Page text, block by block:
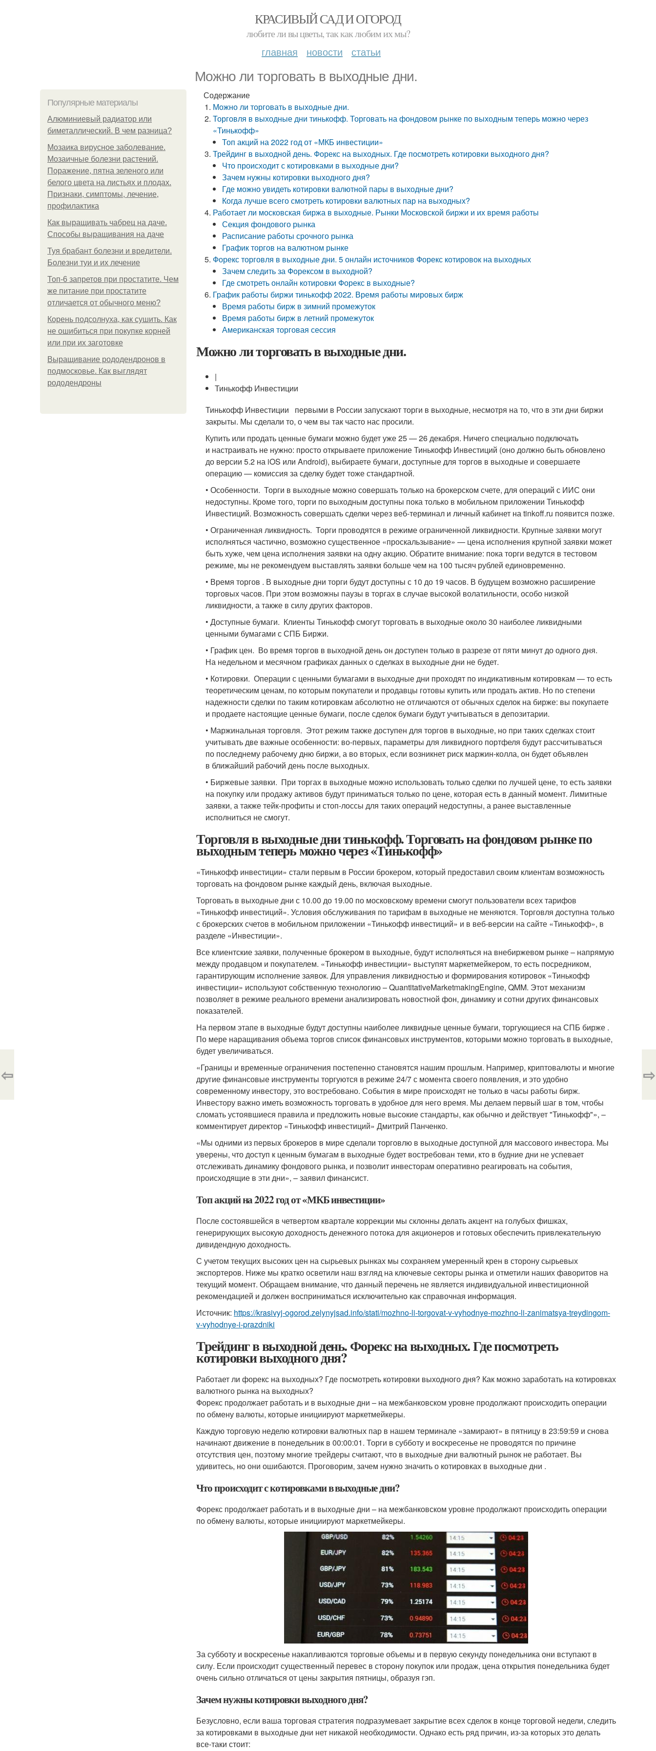
КРАСИВЫЙ САД И ОГОРОД
любите ли вы цветы, так как любим их мы?
главная новости статьи
Можно ли торговать в выходные дни.
Популярные материалы
Алюминиевый радиатор или
биметаллический. В чем разница?
Мозаика вирусное заболевание.
Мозаичные болезни растений.
Поражение, пятна зеленого или
белого цвета на листьях и плодах.
Признаки, симптомы, лечение,
профилактика
Как выращивать чабрец на даче.
Способы выращивания на даче
Туя брабант болезни и вредители.
Болезни туи и их лечение
Топ-6 запретов при простатите. Чем
же питание при простатите
отличается от обычного меню?
Корень подсолнуха, как сушить. Как
не ошибиться при покупке корней
или при их заготовке
Выращивание рододендронов в
подмосковье. Как выглядят
рододендроны
Содержание
Можно ли торговать в выходные дни.
Торговля в выходные дни тинькофф. Торговать на фондовом рынке по выходным теперь можно через
«Тинькофф»
Топ акций на 2022 год от «МКБ инвестиции»
Трейдинг в выходной день. Форекс на выходных. Где посмотреть котировки выходного дня?
Что происходит с котировками в выходные дни?
Зачем нужны котировки выходного дня?
Где можно увидеть котировки валютной пары в выходные дни?
Когда лучше всего смотреть котировки валютных пар на выходных?
Работает ли московская биржа в выходные. Рынки Московской биржи и их время работы
Секция фондового рынка
Расписание работы срочного рынка
График торгов на валютном рынке
Форекс торговля в выходные дни. 5 онлайн источников Форекс котировок на выходных
Зачем следить за Форексом в выходной?
Где смотреть онлайн котировки Форекс в выходные?
График работы биржи тинькофф 2022. Время работы мировых бирж
Время работы бирж в зимний промежуток
Время работы бирж в летний промежуток
Американская торговая сессия
Можно ли торговать в выходные дни.
|
Тинькофф Инвестиции
Тинькофф Инвестиции первыми в России запускают торги в выходные, несмотря на то, что в эти дни биржи
закрыты. Мы сделали то, о чем вы так часто нас просили.
Купить или продать ценные бумаги можно будет уже 25 — 26 декабря. Ничего специально подключать
и настраивать не нужно: просто открываете приложение Тинькофф Инвестиций (оно должно быть обновлено
до версии 5.2 на iOS или Android), выбираете бумаги, доступные для торгов в выходные и совершаете
операцию — комиссия за сделку будет тоже стандартной.
• Особенности. Торги в выходные можно совершать только на брокерском счете, для операций с ИИС они
недоступны. Кроме того, торги по выходным доступны пока только в мобильном приложении Тинькофф
Инвестиций. Возможность совершать сделки через веб-терминал и личный кабинет на tinkoff.ru появится позже.
• Ограниченная ликвидность. Торги проводятся в режиме ограниченной ликвидности. Крупные заявки могут
исполняться частично, возможно существенное «проскальзывание» — цена исполнения крупной заявки может
быть хуже, чем цена исполнения заявки на одну акцию. Обратите внимание: пока торги ведутся в тестовом
режиме, мы не рекомендуем выставлять заявки больше чем на 100 тысяч рублей единовременно.
• Время торгов . В выходные дни торги будут доступны с 10 до 19 часов. В будущем возможно расширение
торговых часов. При этом возможны паузы в торгах в случае высокой волатильности, особо низкой
ликвидности, а также в силу других факторов.
• Доступные бумаги. Клиенты Тинькофф смогут торговать в выходные около 30 наиболее ликвидными
ценными бумагами с СПБ Биржи.
• График цен. Во время торгов в выходной день он доступен только в разрезе от пяти минут до одного дня.
На недельном и месячном графиках данных о сделках в выходные дни не будет.
• Котировки. Операции с ценными бумагами в выходные дни проходят по индикативным котировкам — то есть
теоретическим ценам, по которым покупатели и продавцы готовы купить или продать актив. Но по степени
надежности сделки по таким котировкам абсолютно не отличаются от обычных сделок на бирже: вы покупаете
и продаете настоящие ценные бумаги, после сделок бумаги будут учитываться в депозитарии.
• Маржинальная торговля. Этот режим также доступен для торгов в выходные, но при таких сделках стоит
учитывать две важные особенности: во-первых, параметры для ликвидного портфеля будут рассчитываться
по последнему рабочему дню биржи, а во вторых, если возникнет риск маржин-колла, он будет объявлен
в ближайший рабочий день после выходных.
• Биржевые заявки. При торгах в выходные можно использовать только сделки по лучшей цене, то есть заявки
на покупку или продажу активов будут приниматься только по цене, которая есть в данный момент. Лимитные
заявки, а также тейк-профиты и стоп-лоссы для таких операций недоступны, а ранее выставленные
исполниться не смогут.
Торговля в выходные дни тинькофф. Торговать на фондовом рынке по
выходным теперь можно через «Тинькофф»
«Тинькофф инвестиции» стали первым в России брокером, который предоставил своим клиентам возможность
торговать на фондовом рынке каждый день, включая выходные.
Торговать в выходные дни с 10.00 до 19.00 по московскому времени смогут пользователи всех тарифов
«Тинькофф инвестиций». Условия обслуживания по тарифам в выходные не меняются. Торговля доступна только
с брокерских счетов в мобильном приложении «Тинькофф инвестиций» и в веб-версии на сайте «Тинькофф», в
разделе «Инвестиции».
Все клиентские заявки, полученные брокером в выходные, будут исполняться на внебиржевом рынке – напрямую
между продавцом и покупателем. «Тинькофф инвестиции» выступят маркетмейкером, то есть посредником,
гарантирующим исполнение заявок. Для управления ликвидностью и формирования котировок «Тинькофф
инвестиции» используют собственную технологию – QuantitativeMarketmakingEngine, QMM. Этот механизм
позволяет в режиме реального времени анализировать новостной фон, динамику и сотни других финансовых
показателей.
На первом этапе в выходные будут доступны наиболее ликвидные ценные бумаги, торгующиеся на СПБ бирже .
По мере наращивания объема торгов список финансовых инструментов, которыми можно торговать в выходные,
будет увеличиваться.
«Границы и временные ограничения постепенно становятся нашим прошлым. Например, криптовалюты и многие
другие финансовые инструменты торгуются в режиме 24/7 с момента своего появления, и это удобно
современному инвестору, это востребовано. События в мире происходят не только в часы работы бирж.
Инвестору важно иметь возможность торговать в удобное для него время. Мы делаем первый шаг в том, чтобы
сломать устоявшиеся правила и предложить новые высокие стандарты, как обычно и действует "Тинькофф"», –
комментирует директор «Тинькофф инвестиций» Дмитрий Панченко.
«Мы одними из первых брокеров в мире сделали торговлю в выходные доступной для массового инвестора. Мы
уверены, что доступ к ценным бумагам в выходные будет востребован теми, кто в будние дни не успевает
отслеживать динамику фондового рынка, и позволит инвесторам оперативно реагировать на события,
происходящие в эти дни», – заявил финансист.
Топ акций на 2022 год от «МКБ инвестиции»
После состоявшейся в четвертом квартале коррекции мы склонны делать акцент на голубых фишках,
генерирующих высокую доходность денежного потока для акционеров и готовых обеспечить привлекательную
дивидендную доходность.
С учетом текущих высоких цен на сырьевых рынках мы сохраняем умеренный крен в сторону сырьевых
экспортеров. Ниже мы кратко осветили наш взгляд на ключевые секторы рынка и отметили наших фаворитов на
текущий момент. Обращаем внимание, что данный перечень не является индивидуальной инвестиционной
рекомендацией и должен восприниматься исключительно как справочная информация.
Источник: https://krasivyj-ogorod.zelynyjsad.info/stati/mozhno-li-torgovat-v-vyhodnye-mozhno-li-zanimatsya-treydingom-
v-vyhodnye-i-prazdniki
Трейдинг в выходной день. Форекс на выходных. Где посмотреть
котировки выходного дня?
Работает ли форекс на выходных? Где посмотреть котировки выходного дня? Как можно заработать на котировках
валютного рынка на выходных?
Форекс продолжает работать и в выходные дни – на межбанковском уровне продолжают происходить операции
по обмену валюты, которые инициируют маркетмейкеры.
Каждую торговую неделю котировки валютных пар в нашем терминале «замирают» в пятницу в 23:59:59 и снова
начинают движение в понедельник в 00:00:01. Торги в субботу и воскресенье не проводятся по причине
отсутствия цен, поэтому многие трейдеры считают, что в выходные дни валютный рынок не работает. Вы
удивитесь, но они ошибаются. Проговорим, зачем нужно значить о котировках в выходные дни .
Что происходит с котировками в выходные дни?
Форекс продолжает работать и в выходные дни – на межбанковском уровне продолжают происходить операции
по обмену валюты, которые инициируют маркетмейкеры.
За субботу и воскресенье накапливаются торговые объемы и в первую секунду понедельника они вступают в
силу. Если происходит существенный перевес в сторону покупок или продаж, цена открытия понедельника будет
очень сильно отличаться от цены закрытия пятницы, образуя гэп.
Зачем нужны котировки выходного дня?
Безусловно, если ваша торговая стратегия подразумевает закрытие всех сделок в конце торговой недели, следить
за котировками в выходные дни нет никакой необходимости. Однако есть ряд причин, из-за которых это делать
все-таки стоит:
⇦ ⇨